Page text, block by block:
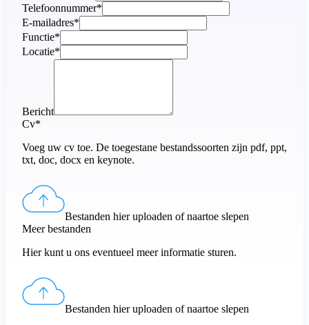
Telefoonnummer*
E-mailadres*
Functie*
Locatie*
Bericht
Cv*
Voeg uw cv toe. De toegestane bestandssoorten zijn pdf, ppt,
txt, doc, docx en keynote.
Bestanden hier uploaden of naartoe slepen
Meer bestanden
Hier kunt u ons eventueel meer informatie sturen.
Bestanden hier uploaden of naartoe slepen